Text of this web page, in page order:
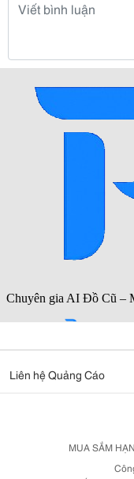
Liên hệ Quảng Cáo
MUA SẮM